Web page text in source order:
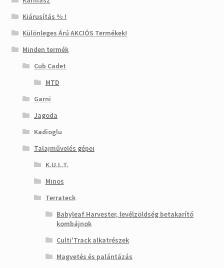
Kiárusítás % !
Különleges Árú AKCIÓS Termékek!
Minden termék
Cub Cadet
MTD
Garni
Jagoda
Kadioglu
Talajművelés gépei
K.U.L.T.
Minos
Terrateck
Babyleaf Harvester, levélzöldség betakarító
kombájnok
Culti'Track alkatrészek
Magvetés és palántázás